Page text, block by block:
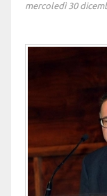
mercoledì 30